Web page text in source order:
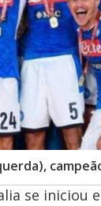
se iniciou